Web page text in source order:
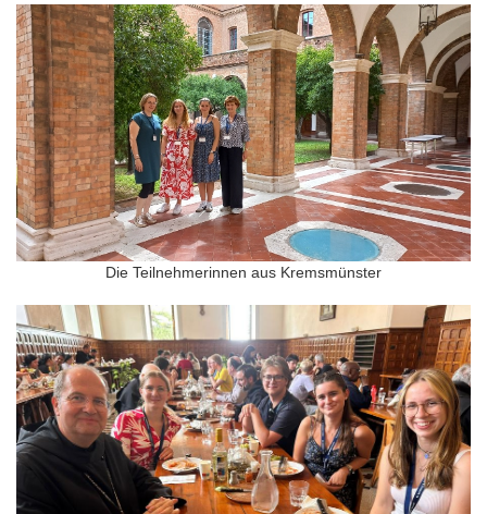
Die Teilnehmerinnen aus Kremsmünster